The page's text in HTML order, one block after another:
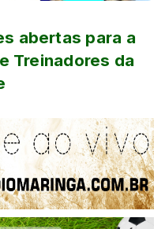
abertas para a
Treinadores da